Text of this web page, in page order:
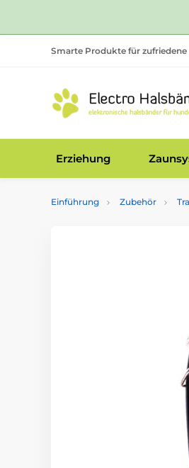
Smarte Produkte für zufriedene
Erziehung
Einführung Zubehör